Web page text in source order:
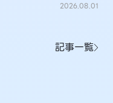
2026.08.01
記事一覧